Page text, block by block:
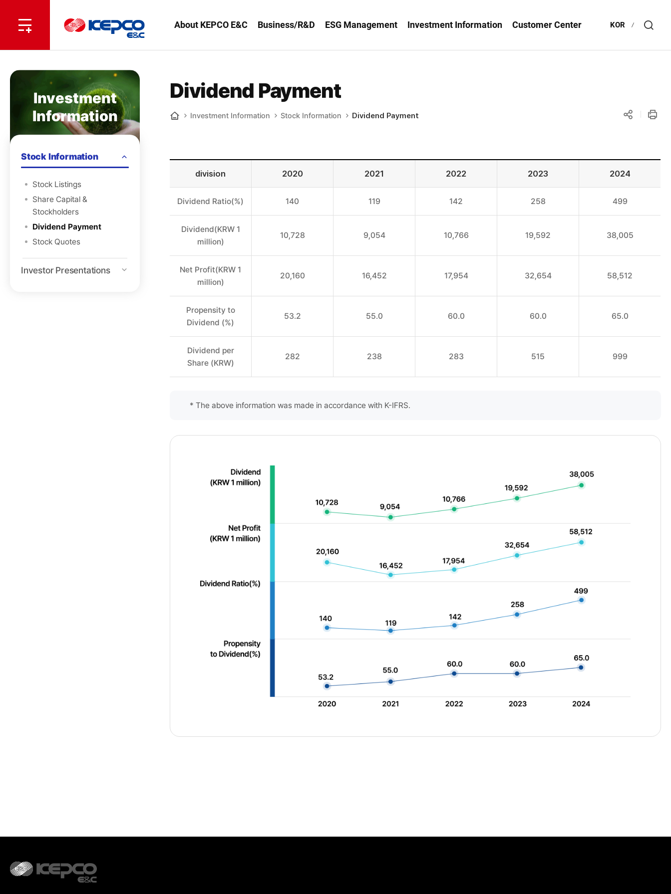
한
국
전
력
기
술
About KEPCO E&C Business/R&D ESG Management Investment Information Customer Center KOR
체
메
기
Investment
Information
Stock Information
Stock Listings
Share Capital &
Stockholders
Dividend Payment
Stock Quotes
Investor Presentations
Dividend Payment
Investment Information Stock Information Dividend Payment
2018,
2019,
2021,
2022
배
이
division 2020 2021 2022 2023 2024
Dividend Ratio(%) 140 119 142 258 499
Dividend(KRW 1
million)
10,728 9,054 10,766 19,592 38,005
Net Profit(KRW 1
million)
20,160 16,452 17,954 32,654 58,512
Propensity to
Dividend (%)
53.2 55.0 60.0 60.0 65.0
Dividend per
Share (KRW)
282 238 283 515 999
* The above information was made in accordance with K-IFRS.